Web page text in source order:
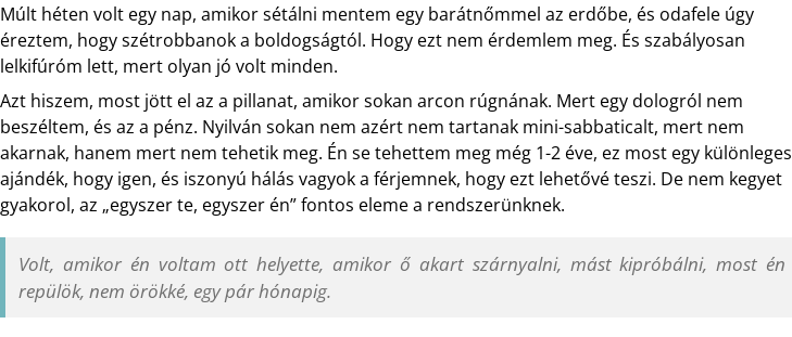
Múlt héten volt egy nap, amikor sétálni mentem egy barátnőmmel az erdőbe, és odafele úgy
éreztem, hogy szétrobbanok a boldogságtól. Hogy ezt nem érdemlem meg. És szabályosan
lelkifúróm lett, mert olyan jó volt minden.
Azt hiszem, most jött el az a pillanat, amikor sokan arcon rúgnának. Mert egy dologról nem
beszéltem, és az a pénz. Nyilván sokan nem azért nem tartanak mini-sabbaticalt, mert nem
akarnak, hanem mert nem tehetik meg. Én se tehettem meg még 1-2 éve, ez most egy különleges
ajándék, hogy igen, és iszonyú hálás vagyok a férjemnek, hogy ezt lehetővé teszi. De nem kegyet
gyakorol, az „egyszer te, egyszer én” fontos eleme a rendszerünknek.
Volt, amikor én voltam ott helyette, amikor ő akart szárnyalni, mást kipróbálni, most én
repülök, nem örökké, egy pár hónapig.